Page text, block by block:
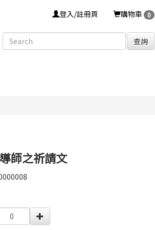
登入/註冊頁 購物車 0
查詢
師之祈請文